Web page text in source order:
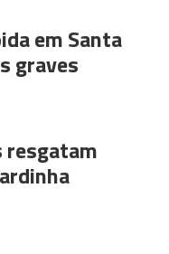
em Santa
graves
resgatam